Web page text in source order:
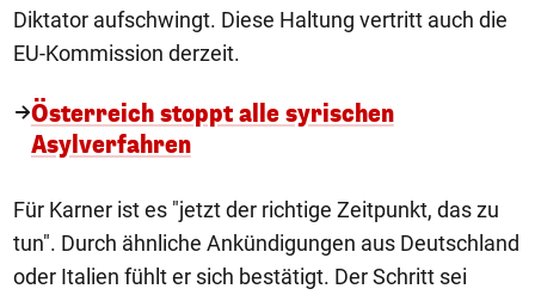
Diktator aufschwingt. Diese Haltung vertritt auch die
EU-Kommission derzeit.
Österreich stoppt alle syrischen
Asylverfahren
Für Karner ist es "jetzt der richtige Zeitpunkt, das zu
tun". Durch ähnliche Ankündigungen aus Deutschland
oder Italien fühlt er sich bestätigt. Der Schritt sei